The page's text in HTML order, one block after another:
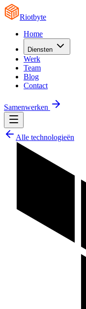
Riotbyte
Home
Diensten
Werk
Team
Blog
Contact
Samenwerken
Alle technologieën